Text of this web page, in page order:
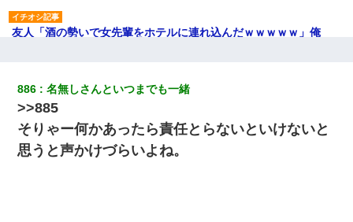
友人「酒の勢いで女先輩をホテルに連れ込んだｗｗｗｗｗ」俺
裁判官「お互いに最後に言いたいことはありますか」バカ夫
「…」A「夫を一発殴らせてほしい」裁判官「どうぞ」
【悲報】嫁がワイのこと嫌いっぽいから単身赴任した結果
886 名無しさんといつまでも一緒
>>885
そりゃー何かあったら責任とらないといけないと
思うと声かけづらいよね。